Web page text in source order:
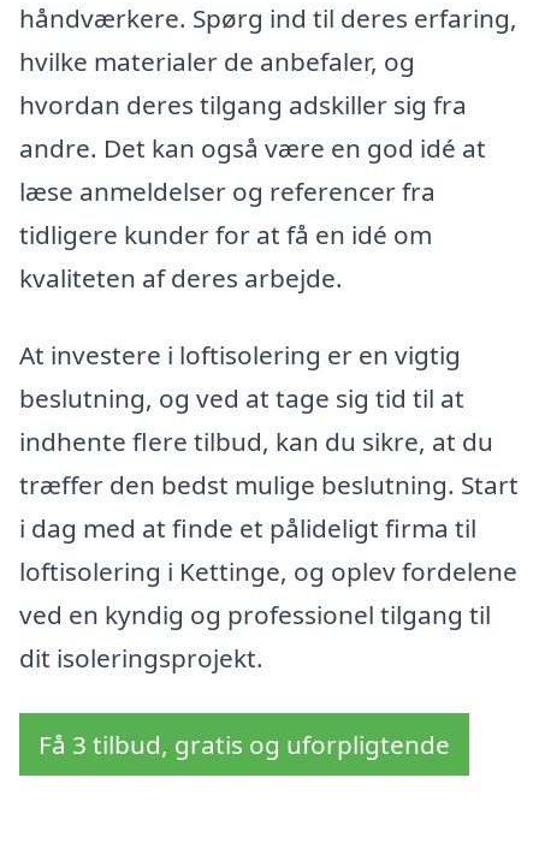
håndværkere. Spørg ind til deres erfaring,
hvilke materialer de anbefaler, og
hvordan deres tilgang adskiller sig fra
andre. Det kan også være en god idé at
læse anmeldelser og referencer fra
tidligere kunder for at få en idé om
kvaliteten af deres arbejde.
At investere i loftisolering er en vigtig
beslutning, og ved at tage sig tid til at
indhente flere tilbud, kan du sikre, at du
træffer den bedst mulige beslutning. Start
i dag med at finde et pålideligt firma til
loftisolering i Kettinge, og oplev fordelene
ved en kyndig og professionel tilgang til
dit isoleringsprojekt.
Få 3 tilbud, gratis og uforpligtende